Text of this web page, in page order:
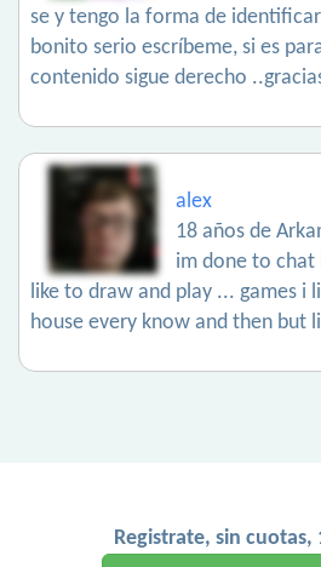
se y tengo la forma de
bonito serio escríbeme, si es
contenido sigue derecho
alex
18 años de
im done to chat
like to draw and play ... games i
house every know and then but
Registrate, sin cuotas,